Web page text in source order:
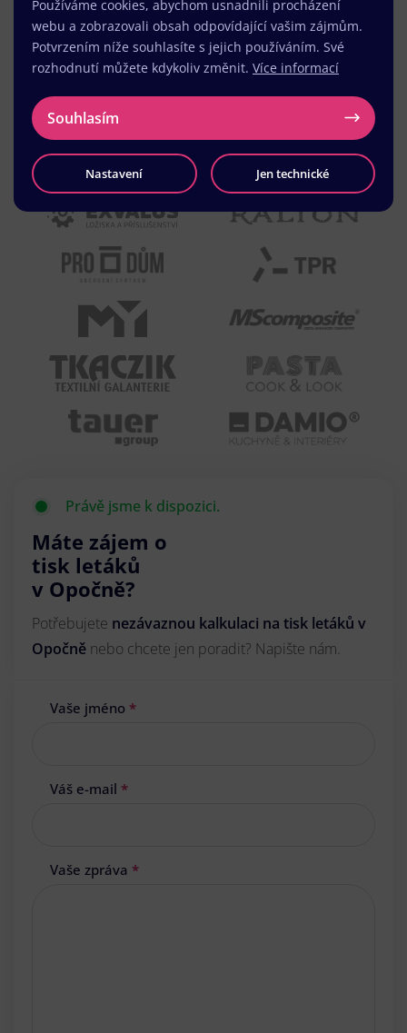
Právě jsme k dispozici.
Máte zájem o
tisk letáků
v Opočně?
Potřebujete nezávaznou kalkulaci na tisk letáků v
Opočně nebo chcete jen poradit? Napište nám.
Vaše jméno *
Váš e-mail *
Vaše zpráva *
Používáme cookies, abychom usnadnili procházení
webu a zobrazovali obsah odpovídající vašim zájmům.
Potvrzením níže souhlasíte s jejich používáním. Své
rozhodnutí můžete kdykoliv změnit. Více informací
Souhlasím
Nastavení Jen technické